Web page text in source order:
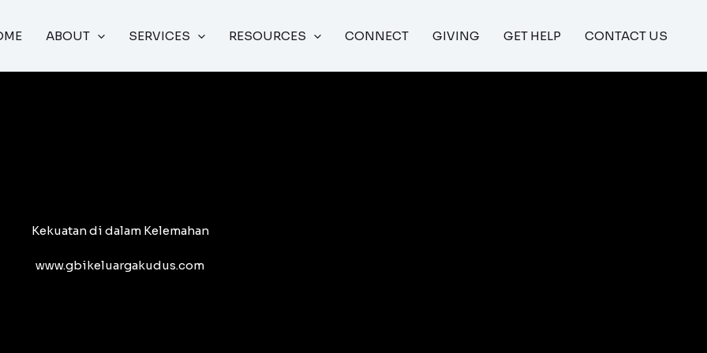
ABOUT SERVICES RESOURCES CONNECT GIVING GET HELP CONTACT US
Kekuatan di dalam Kelemahan
www.gbikeluargakudus.com